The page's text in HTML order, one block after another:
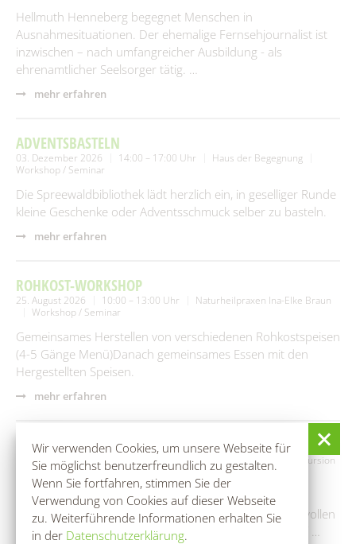
Wir verwenden Cookies, um unsere Webseite für
Sie möglichst benutzerfreundlich zu gestalten.
Wenn Sie fortfahren, stimmen Sie der
Verwendung von Cookies auf dieser Webseite
zu. Weiterführende Informationen erhalten Sie
in der Datenschutzerklärung.
Hellmuth Henneberg begegnet Menschen in
Ausnahmesituationen. Der ehemalige Fernsehjournalist ist
inzwischen – nach umfangreicher Ausbildung - als
ehrenamtlicher Seelsorger tätig. …
mehr erfahren
ADVENTSBASTELN
03. Dezember 2026 14:00 – 17:00 Uhr
Haus der Begegnung
Workshop / Seminar
Die Spreewaldbibliothek lädt herzlich ein, in geselliger Runde
kleine Geschenke oder Adventsschmuck selber zu basteln.
mehr erfahren
ROHKOST-WORKSHOP
25. August 2026 10:00 – 13:00 Uhr
Naturheilpraxen Ina-Elke Braun
Workshop / Seminar
Gemeinsames Herstellen von verschiedenen Rohkostspeisen
(4-5 Gänge Menü)Danach gemeinsames Essen mit den
Hergestellten Speisen.
mehr erfahren
RANGERTOUR: IM REICH DES SCHLANGENKÖNIGS
28. August 2026 09:00 – 15:00 Uhr Bootshaus Rehnus
Exkursion
/ Wanderung
Der Spreewald ist weithin für seinen Wasserreichtum
bekannt. Doch wer die Lebensadern dieses geheimnisvollen
Fließlabyrinths wirklich kennenlernen möchte, kann auf …